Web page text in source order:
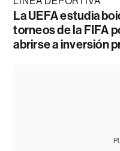
La UEFA estudia
torneos de la FIFA
abrirse a inversión